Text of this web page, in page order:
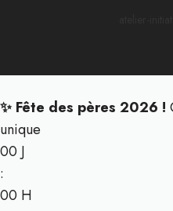
✨ Fête des pères 2026 !
unique
00 J
:
00 H